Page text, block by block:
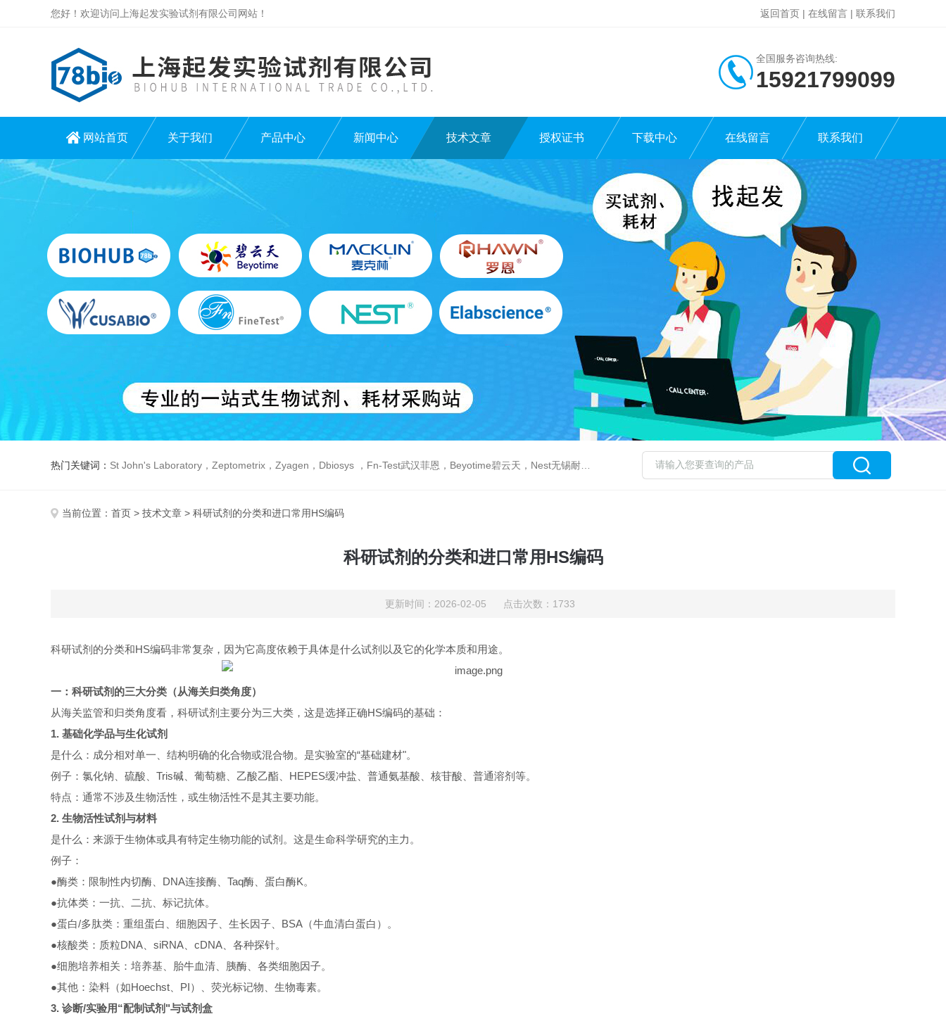
您好！欢迎访问上海起发实验试剂有限公司网站！ 返回首页 | 在线留言 | 联系我们
全国服务咨询热线:
15921799099
网站首页 关于我们 产品中心 新闻中心 技术文章 授权证书 下载中心 在线留言 联系我们
热门关键词： St John's Laboratory，Zeptometrix，Zyagen，Dbiosys ，Fn-Test武汉菲恩，Beyotime碧云天，Nest无锡耐思，Elabscience伊莱瑞特，Macklin麦克林生物，Cobioer科佰生物
当前位置： 首页 > 技术文章 > 科研试剂的分类和进口常用HS编码
科研试剂的分类和进口常用HS编码
更新时间：2026-02-05 点击次数：1733
科研试剂的分类和HS编码非常复杂，因为它高度依赖于具体是什么试剂以及它的化学本质和用途。
一：科研试剂的三大分类（从海关归类角度）
从海关监管和归类角度看，科研试剂主要分为三大类，这是选择正确HS编码的基础：
1. 基础化学品与生化试剂
是什么：成分相对单一、结构明确的化合物或混合物。是实验室的“基础建材"。
例子：氯化钠、硫酸、Tris碱、葡萄糖、乙酸乙酯、HEPES缓冲盐、普通氨基酸、核苷酸、普通溶剂等。
特点：通常不涉及生物活性，或生物活性不是其主要功能。
2. 生物活性试剂与材料
是什么：来源于生物体或具有特定生物功能的试剂。这是生命科学研究的主力。
例子：
●酶类：限制性内切酶、DNA连接酶、Taq酶、蛋白酶K。
●抗体类：一抗、二抗、标记抗体。
●蛋白/多肽类：重组蛋白、细胞因子、生长因子、BSA（牛血清白蛋白）。
●核酸类：质粒DNA、siRNA、cDNA、各种探针。
●细胞培养相关：培养基、胎牛血清、胰酶、各类细胞因子。
●其他：染料（如Hoechst、PI）、荧光标记物、生物毒素。
3. 诊断/实验用“配制试剂"与试剂盒